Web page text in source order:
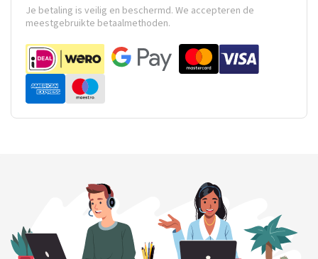
Je betaling is veilig en beschermd. We accepteren de
meestgebruikte betaalmethoden.